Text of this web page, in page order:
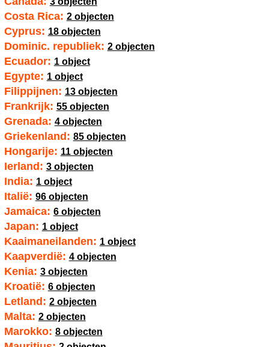
Costa Rica: 2 objecten
Cyprus: 18 objecten
Dominic. republiek: 2 objecten
Ecuador: 1 object
Egypte: 1 object
Filippijnen: 13 objecten
Frankrijk: 55 objecten
Grenada: 4 objecten
Griekenland: 85 objecten
Hongarije: 11 objecten
Ierland: 3 objecten
India: 1 object
Italië: 96 objecten
Jamaica: 6 objecten
Japan: 1 object
Kaaimaneilanden: 1 object
Kaapverdië: 4 objecten
Kenia: 3 objecten
Kroatië: 6 objecten
Letland: 2 objecten
Malta: 2 objecten
Marokko: 8 objecten